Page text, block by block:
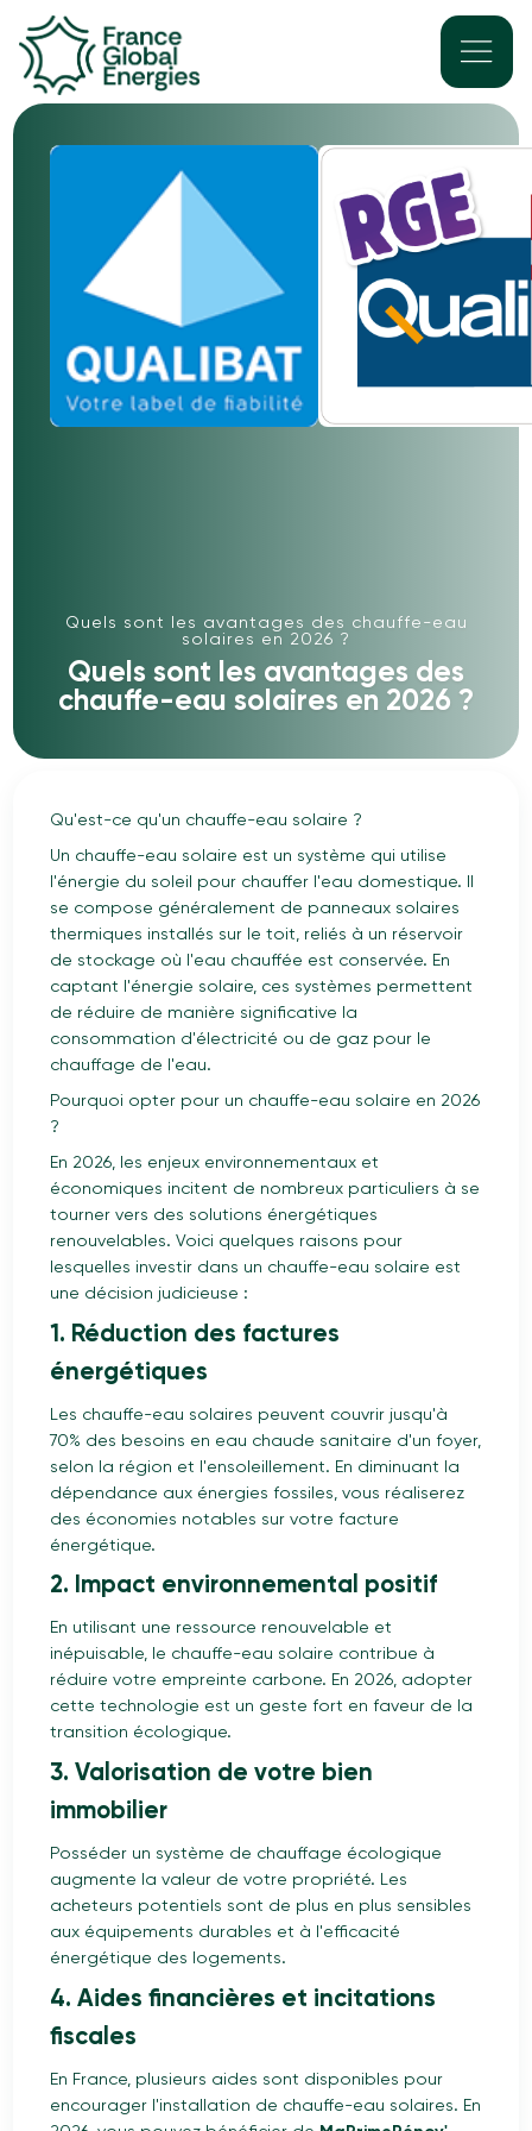
Quels sont les avantages des chauffe-eau
solaires en 2026 ?
Quels sont les avantages des
chauffe-eau solaires en 2026 ?
Qu'est-ce qu'un chauffe-eau solaire ?
Un chauffe-eau solaire est un système qui utilise
l'énergie du soleil pour chauffer l'eau domestique. Il
se compose généralement de panneaux solaires
thermiques installés sur le toit, reliés à un réservoir
de stockage où l'eau chauffée est conservée. En
captant l'énergie solaire, ces systèmes permettent
de réduire de manière significative la
consommation d'électricité ou de gaz pour le
chauffage de l'eau.
Pourquoi opter pour un chauffe-eau solaire en 2026
?
En 2026, les enjeux environnementaux et
économiques incitent de nombreux particuliers à se
tourner vers des solutions énergétiques
renouvelables. Voici quelques raisons pour
lesquelles investir dans un chauffe-eau solaire est
une décision judicieuse :
1. Réduction des factures
énergétiques
Les chauffe-eau solaires peuvent couvrir jusqu'à
70% des besoins en eau chaude sanitaire d'un foyer,
selon la région et l'ensoleillement. En diminuant la
dépendance aux énergies fossiles, vous réaliserez
des économies notables sur votre facture
énergétique.
2. Impact environnemental positif
En utilisant une ressource renouvelable et
inépuisable, le chauffe-eau solaire contribue à
réduire votre empreinte carbone. En 2026, adopter
cette technologie est un geste fort en faveur de la
transition écologique.
3. Valorisation de votre bien
immobilier
Posséder un système de chauffage écologique
augmente la valeur de votre propriété. Les
acheteurs potentiels sont de plus en plus sensibles
aux équipements durables et à l'efficacité
énergétique des logements.
4. Aides financières et incitations
fiscales
En France, plusieurs aides sont disponibles pour
encourager l'installation de chauffe-eau solaires. En